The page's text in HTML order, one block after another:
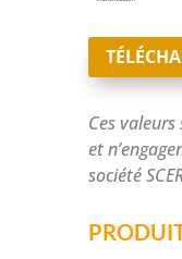
Ces
et
société